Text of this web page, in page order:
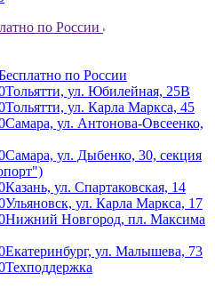
по России
по России
Тольятти, ул. Юбилейная, 25В
Тольятти, ул. Карла Маркса, 45
Самара, ул. Антонова-Овсеенко,
Самара, ул. Дыбенко, 30, секция
Казань, ул. Спартаковская, 14
Ульяновск, ул. Карла Маркса, 17
Нижний Новгород, пл. Максима
Екатеринбург, ул. Малышева, 73
Техподдержка